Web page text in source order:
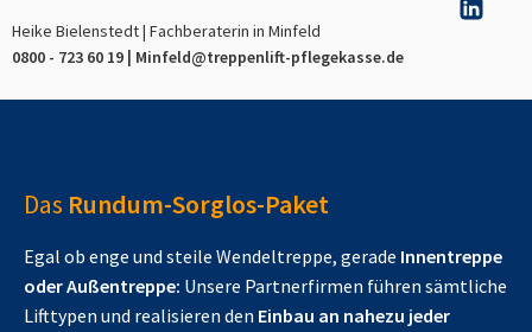
Heike Bielenstedt | Fachberaterin in Minfeld
0800 - 723 60 19 | Minfeld@treppenlift-pflegekasse.de
Das Rundum-Sorglos-Paket
Egal ob enge und steile Wendeltreppe, gerade Innentreppe
oder Außentreppe: Unsere Partnerfirmen führen sämtliche
Lifttypen und realisieren den Einbau an nahezu jeder